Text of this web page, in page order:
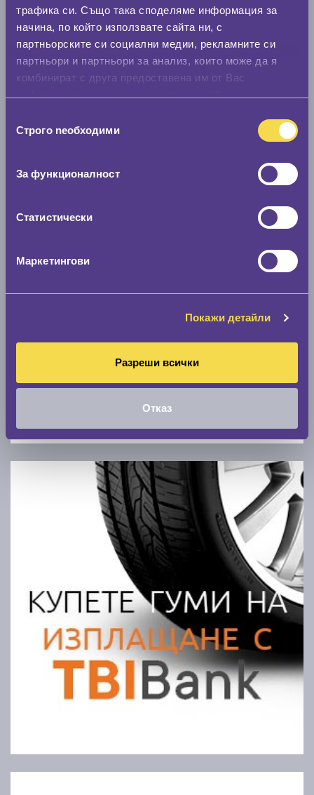
трафика си. Също така споделяме информация за
начина, по който използвате сайта ни, с
партньорските си социални медии, рекламните си
партньори и партньори за анализ, които може да я
комбинират с друга предоставена им от Вас
наСтрого nеобходими
За функционалност
Статистически
Маркетингови
Покажи детайли
Разреши всички
Отказ
Стар размер
По марка автомобил